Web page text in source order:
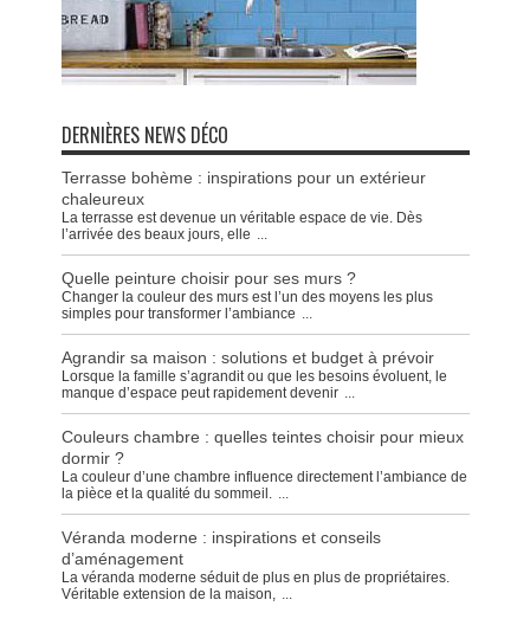
DERNIÈRES NEWS DÉCO
Terrasse bohème : inspirations pour un extérieur
chaleureux
La terrasse est devenue un véritable espace de vie. Dès
l’arrivée des beaux jours, elle ...
Quelle peinture choisir pour ses murs ?
Changer la couleur des murs est l’un des moyens les plus
simples pour transformer l’ambiance ...
Agrandir sa maison : solutions et budget à prévoir
Lorsque la famille s’agrandit ou que les besoins évoluent, le
manque d’espace peut rapidement devenir ...
Couleurs chambre : quelles teintes choisir pour mieux
dormir ?
La couleur d’une chambre influence directement l’ambiance de
la pièce et la qualité du sommeil. ...
Véranda moderne : inspirations et conseils
d’aménagement
La véranda moderne séduit de plus en plus de propriétaires.
Véritable extension de la maison, ...